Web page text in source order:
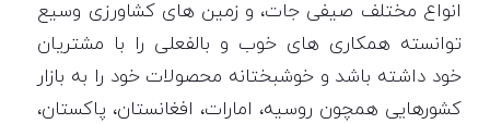
انواع مختلف صیفی جات، و زمین های کشاورزی وسیع
توانسته همکاری های خوب و بالفعلی را با مشتریان
خود داشته باشد و خوشبختانه محصولات خود را به بازار
کشورهایی همچون روسیه، امارات، افغانستان، پاکستان،